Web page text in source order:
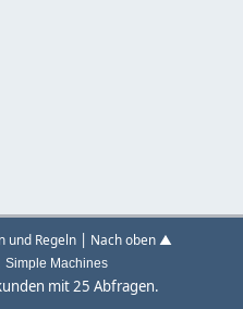
und Regeln | Nach oben ▲
Simple Machines
mit 25 Abfragen.